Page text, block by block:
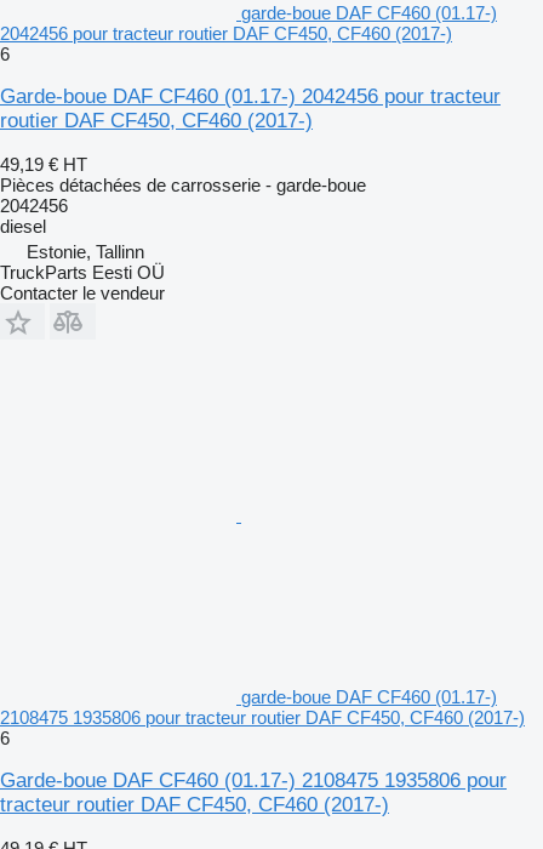
garde-boue DAF CF460 (01.17-)
2042456 pour tracteur routier DAF CF450, CF460 (2017-)
6
Garde-boue DAF CF460 (01.17-) 2042456 pour tracteur
routier DAF CF450, CF460 (2017-)
49,19 € HT
Pièces détachées de carrosserie - garde-boue
2042456
diesel
Estonie, Tallinn
TruckParts Eesti OÜ
Contacter le vendeur
garde-boue DAF CF460 (01.17-)
2108475 1935806 pour tracteur routier DAF CF450, CF460 (2017-)
6
Garde-boue DAF CF460 (01.17-) 2108475 1935806 pour
tracteur routier DAF CF450, CF460 (2017-)